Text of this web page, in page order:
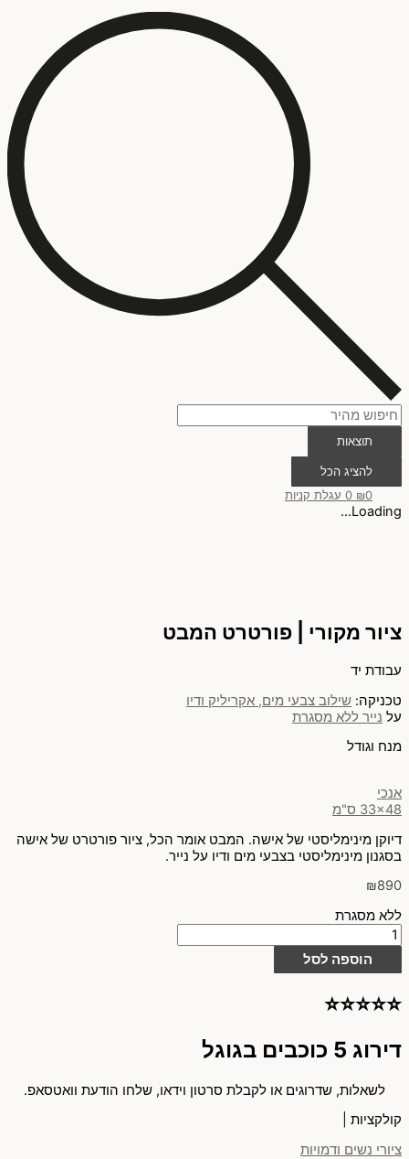
תוצאות
להציג הכל
₪0
0 עגלת קניות
Loading...
ציור מקורי | פורטרט המבט
עבודת יד
טכניקה: שילוב צבעי מים, אקריליק ודיו
על נייר ללא מסגרת
מנח וגודל
אנכי
33x48 ס"מ
דיוקן מינימליסטי של אישה. המבט אומר הכל, ציור פורטרט של אישה
בסגנון מינימליסטי בצבעי מים ודיו על נייר.
₪890
ללא מסגרת
הוספה לסל
⭐⭐⭐⭐⭐
דירוג 5 כוכבים בגוגל
לשאלות, שדרוגים או לקבלת סרטון וידאו, שלחו הודעת וואטסאפ.
קולקציות |
ציורי נשים ודמויות